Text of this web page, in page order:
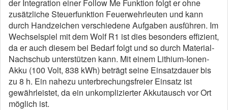
der Integration einer Follow Me Funktion folgt er ohne
zusätzliche Steuerfunktion Feuerwehrleuten und kann
durch Handzeichen verschiedene Aufgaben ausführen. Im
Wechselspiel mit dem Wolf R1 ist dies besonders effizient,
da er auch diesem bei Bedarf folgt und so durch Material-
Nachschub unterstützen kann. Mit einem Lithium-Ionen-
Akku (100 Volt, 838 kWh) beträgt seine Einsatzdauer bis
zu 8 h. Ein nahezu unterbrechungsfreier Einsatz ist
gewährleistet, da ein unkomplizierter Akkutausch vor Ort
möglich ist.